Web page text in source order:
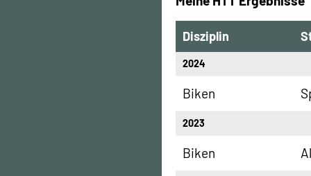
Disziplin
2024
Biken
2023
Biken